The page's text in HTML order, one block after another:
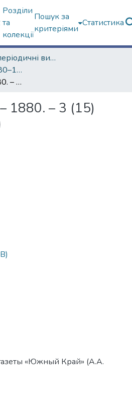
Розділи
та
колекції
Пошук за
критеріями
Статистика
Харківські періодичні видання
"Южный край" (1880–1919 гг.)
Южный край. – 1880. – 3 (15) декабря (№ 3)
1880. – 3 (15)
«Южный Край» (А.А.